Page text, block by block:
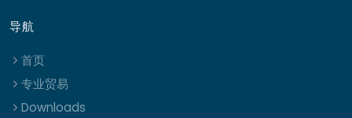
导航
首页
专业贸易
Downloads